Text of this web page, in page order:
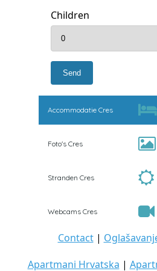
Children
Accommodatie Cres
Foto's Cres
Stranden Cres
Webcams Cres
Contact|
Apartmani Hrvatska |